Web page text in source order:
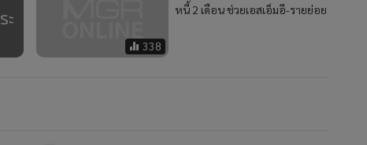
338
หนี้ 2 เดือน ช่วยเอสเอ็มอี-รายย่อย